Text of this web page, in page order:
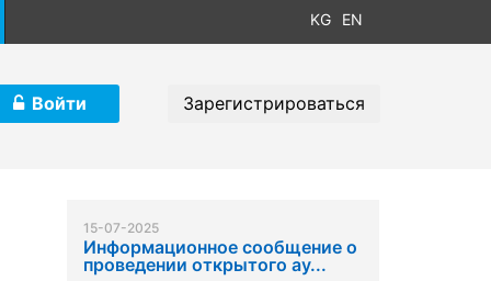
KG EN
Войти Зарегистрироваться
15-07-2025
Информационное сообщение о
проведении открытого ау...